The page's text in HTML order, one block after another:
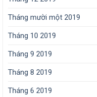
Tháng mười một 2019
Tháng 10 2019
Tháng 9 2019
Tháng 8 2019
Tháng 6 2019